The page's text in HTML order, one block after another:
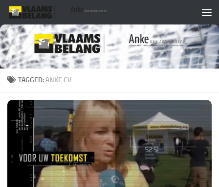
Skip to content
TAGGED:ANKE CV